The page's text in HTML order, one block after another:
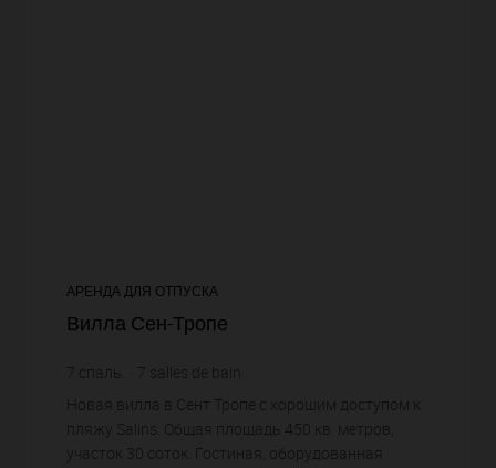
АРЕНДА ДЛЯ ОТПУСКА
Вилла Сен-Тропе
7 спаль. 7 salles de bain
Новая вилла в Сент Тропе с хорошим доступом к
пляжу Salins. Общая площадь 450 кв. метров,
участок 30 соток. Гостиная, оборудованная